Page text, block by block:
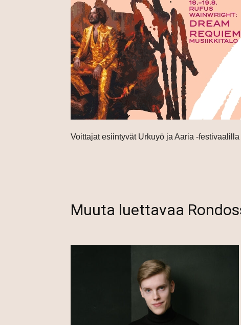
Voittajat esiintyvät Urkuyö ja Aaria -
Muuta luettavaa